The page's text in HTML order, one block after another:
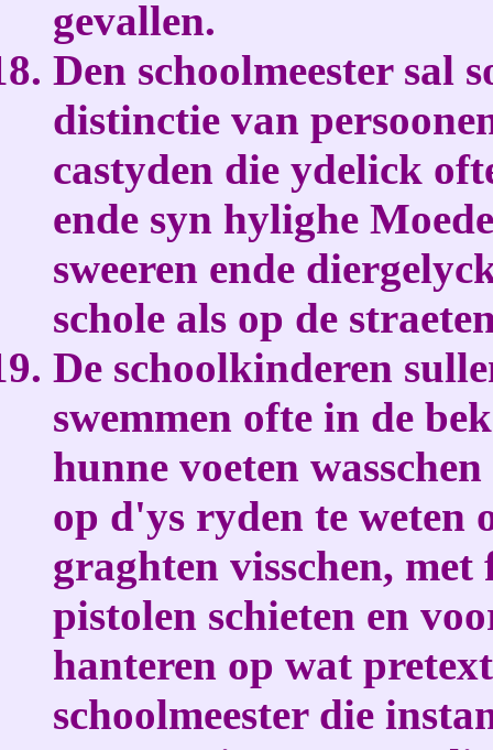
gevallen.
Den schoolmeester sal
distinctie van
castyden die ydelick
ende syn hylighe
sweeren ende
schole als op de
De schoolkinderen
swemmen ofte in de
hunne voeten
op d'ys ryden te weten
graghten visschen, met
pistolen schieten en
hanteren op wat
schoolmeester die